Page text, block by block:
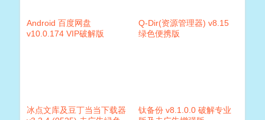
Android 百度网盘
v10.0.174 VIP破解版
Q-Dir(资源管理器) v8.15
绿色便携版
冰点文库及豆丁当当下载器
钛备份 v8.1.0.0 破解专业